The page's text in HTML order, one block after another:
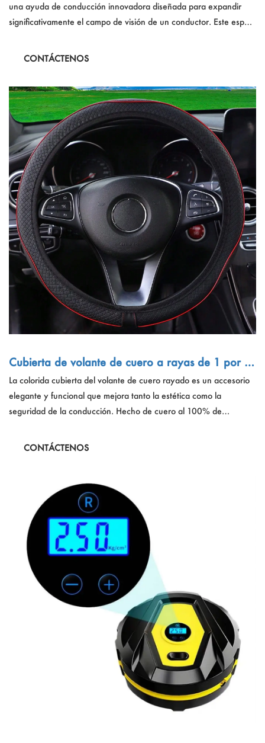
una ayuda de conducción innovadora diseñada para expandir
significativamente el campo de visión de un conductor. Este espejo
para estacionar, revertir y monitorear áreas difíciles de ver. Hecho
CONTÁCTENOS
Cubierta de volante de cuero a rayas de 1 por ci
ento de 1 por ciento
La colorida cubierta del volante de cuero rayado es un accesorio
elegante y funcional que mejora tanto la estética como la
seguridad de la conducción. Hecho de cuero al 100% de
antideslizantes y absorbentes de sudor, adecuadas para las
CONTÁCTENOS